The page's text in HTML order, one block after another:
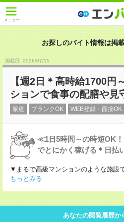
メニュー
お探しのバイト情報は掲
掲載日 :2026/07/15
【週2日＊高時給1700円
ションで食事の配膳や見
派遣 ブランクOK WEB登録・面接OK
≪1日5時間～の時短OK
でとにかく稼げる＊日払
▼まるで高級マンションのような施
もっとみる
あなたの閲覧履歴か